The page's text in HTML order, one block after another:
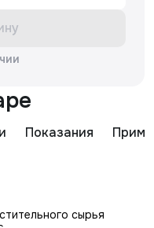
Показания
сырья